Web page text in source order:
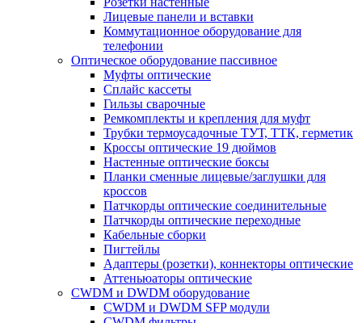
Лицевые панели и вставки
Коммутационное оборудование для
телефонии
Оптическое оборудование пассивное
Муфты оптические
Сплайс кассеты
Гильзы сварочные
Ремкомплекты и крепления для муфт
Трубки термоусадочные ТУТ, ТТК, герметик
Кроссы оптические 19 дюймов
Настенные оптические боксы
Планки сменные лицевые/заглушки для
кроссов
Патчкорды оптические соединительные
Патчкорды оптические переходные
Кабельные сборки
Пигтейлы
Адаптеры (розетки), коннекторы оптические
Аттеньюаторы оптические
CWDM и DWDM оборудование
CWDM и DWDM SFP модули